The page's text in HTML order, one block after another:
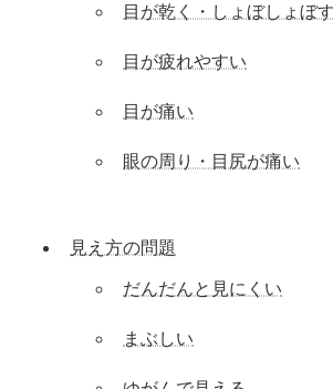
目が乾く・しょぼしょぼ
目が疲れやすい
目が痛い
眼の周り・目尻が痛い
見え方の問題
だんだんと見にくい
まぶしい